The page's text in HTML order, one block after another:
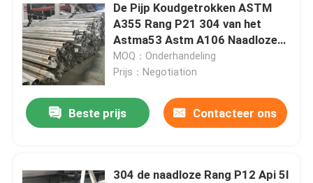
De Pijp Koudgetrokken ASTM
A355 Rang P21 304 van het
Astma53 Astm A106 Naadloze
Staal Naadloze Buis
MOQ：Onderhandeling
Prijs：Negotiation
Beste prijs Contacteer ons
304 de naadloze Rang P12 Api 5l